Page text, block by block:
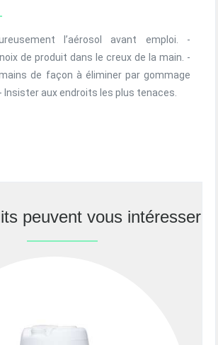
l’aérosol avant emploi. -
de produit dans le creux de la main. -
de façon à éliminer par gommage
Insister aux endroits les plus tenaces.
peuvent vous intéresser